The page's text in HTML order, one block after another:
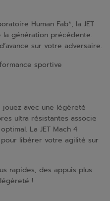
Human Fab*, la JET
la génération précédente.
sur votre adversaire.
sportive
avec une légèreté
ultra résistantes associe
La JET Mach 4
libérer votre agilité sur
rapides, des appuis plus
!